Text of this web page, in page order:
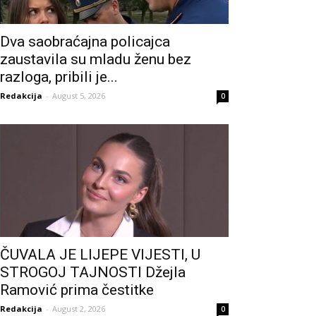
Dva saobraćajna policajca
zaustavila su mladu ženu bez
razloga, pribili je...
Redakcija - August 5, 2026 0
ČUVALA JE LIJEPE VIJESTI, U
STROGOJ TAJNOSTI Džejla
Ramović prima čestitke
Redakcija - August 2, 2026 0